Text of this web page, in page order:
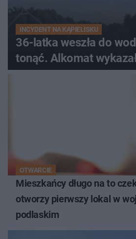
INCYDENT NA KĄPIELISKU
36-latka weszła do
tonąć. Alkomat
OTWARCIE
Mieszkańcy długo na to
otworzy pierwszy lokal w
podlaskim